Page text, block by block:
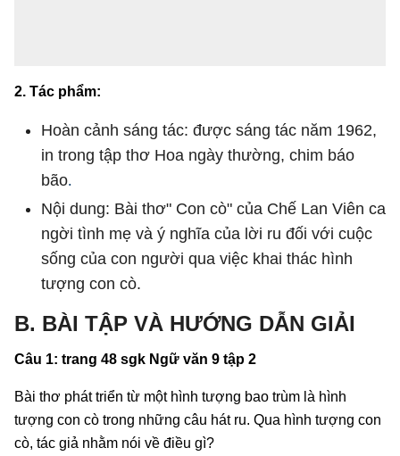
2. Tác phẩm:
Hoàn cảnh sáng tác: được sáng tác năm 1962,
in trong tập thơ Hoa ngày thường, chim báo
bão.
Nội dung: Bài thơ" Con cò" của Chế Lan Viên ca
ngời tình mẹ và ý nghĩa của lời ru đối với cuộc
sống của con người qua việc khai thác hình
tượng con cò.
B. BÀI TẬP VÀ HƯỚNG DẪN GIẢI
Câu 1: trang 48 sgk Ngữ văn 9 tập 2
Bài thơ phát triển từ một hình tượng bao trùm là hình
tượng con cò trong những câu hát ru. Qua hình tượng con
cò, tác giả nhằm nói về điều gì?